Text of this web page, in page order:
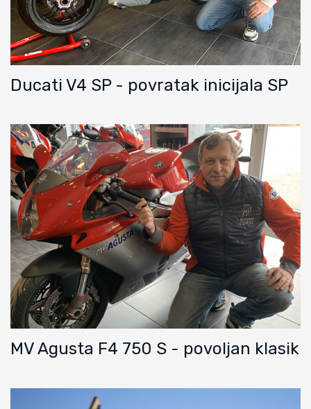
Ducati V4 SP - povratak inicijala SP
MV Agusta F4 750 S - povoljan klasik